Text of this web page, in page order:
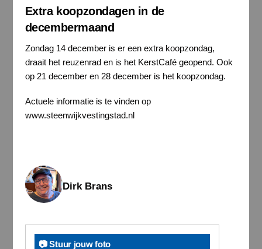
Extra koopzondagen in de
decembermaand
Zondag 14 december is er een extra koopzondag,
draait het reuzenrad en is het KerstCafé geopend. Ook
op 21 december en 28 december is het koopzondag.
Actuele informatie is te vinden op
www.steenwijkvestingstad.nl
Dirk Brans
📷 Stuur jouw foto